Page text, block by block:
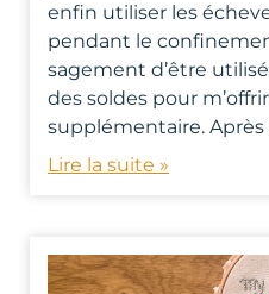
enfin utiliser les
pendant le
sagement d’être
des soldes pour
supplémentaire. Après
Lire la suite »